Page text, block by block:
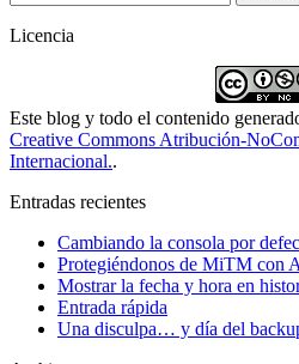
Licencia
Este blog y todo el contenido
Creative Commons Atribución-
Internacional..
Entradas recientes
Cambiando la consola por
Protegiéndonos de MiTM con
Mostrar la fecha y hora en
Entrada rápida
Una disculpa… y día del